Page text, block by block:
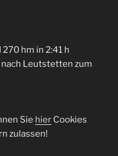
hm in 2:41 h
Leutstetten zum
Sie hier Cookies
zulassen!